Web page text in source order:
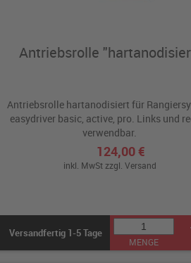
Antriebsrolle
Antriebsrolle hartanodisiert für
easydriver basic, active, pro. Links und
verwendbar.
124,00 €
inkl. MwSt zzgl. Versand
Versandfertig 1-5 Tage
MENGE